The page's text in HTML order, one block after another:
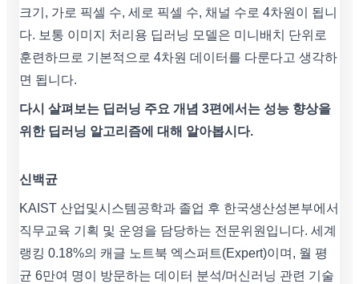
크기, 가로 픽셀 수, 세로 픽셀 수, 채널 수로 4차원이 됩니
다. 보통 이미지 처리용 딥러닝 모델은 미니배치 단위로
훈련하므로 기본적으로 4차원 데이터를 다룬다고 생각하
면 됩니다.
다시 살펴보는 딥러닝 주요 개념 3편에서는 성능 향상을
위한 딥러닝 알고리즘에 대해 알아봅시다.
신백균
KAIST 산업및시스템공학과 졸업 후 한국생산성본부에서
직무교육 기획 및 운영을 담당하는 전문위원입니다. 세계
랭킹 0.18%의 캐글 노트북 엑스퍼트(Expert)이며, 월 평
균 6만여 명이 방문하는 데이터 분석/머신러닝 관련 기술